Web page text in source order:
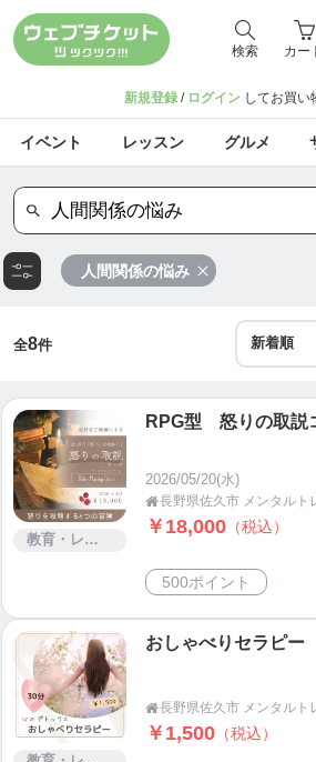
検索 カー
新規登録 / ログイン してお買い
イベント レッスン グルメ
人間関係の悩み
全8件
教育・レッスン・講習
RPG型 怒りの取説
2026/05/20(水)

￥18,000 （税込）
500ポイント
おしゃべりセラピ

￥1,500 （税込）